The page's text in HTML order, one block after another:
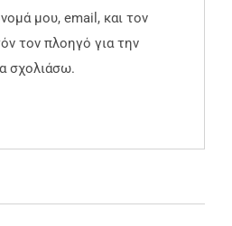
μου, email, και τον
τον πλοηγό για την
σχολιάσω.